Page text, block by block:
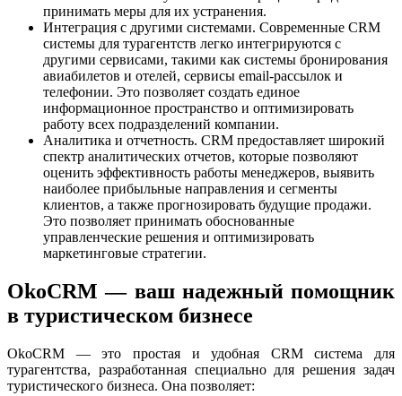
принимать меры для их устранения.
Интеграция с другими системами. Современные CRM
системы для турагентств легко интегрируются с
другими сервисами, такими как системы бронирования
авиабилетов и отелей, сервисы email-рассылок и
телефонии. Это позволяет создать единое
информационное пространство и оптимизировать
работу всех подразделений компании.
Аналитика и отчетность. CRM предоставляет широкий
спектр аналитических отчетов, которые позволяют
оценить эффективность работы менеджеров, выявить
наиболее прибыльные направления и сегменты
клиентов, а также прогнозировать будущие продажи.
Это позволяет принимать обоснованные
управленческие решения и оптимизировать
маркетинговые стратегии.
OkoCRM — ваш надежный помощник
в туристическом бизнесе
OkoCRM — это простая и удобная CRM система для
турагентства, разработанная специально для решения задач
туристического бизнеса. Она позволяет: